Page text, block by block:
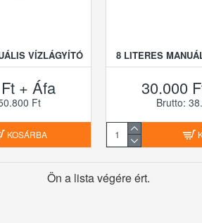
VÍZLÁGYÍTÓ
+ Áfa
Ft
KOSÁRBA
8 LITERES
30.000
Brutto:
Ön a lista végére ért.